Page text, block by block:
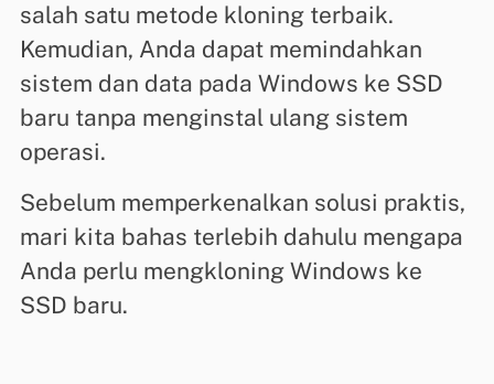
salah satu metode kloning terbaik.
Kemudian, Anda dapat memindahkan
sistem dan data pada Windows ke SSD
baru tanpa menginstal ulang sistem
operasi.
Sebelum memperkenalkan solusi praktis,
mari kita bahas terlebih dahulu mengapa
Anda perlu mengkloning Windows ke
SSD baru.